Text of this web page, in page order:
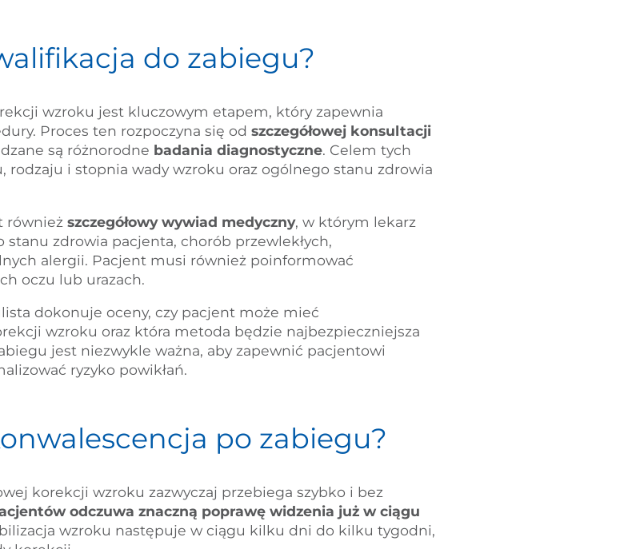
do zabiegu?
wzroku jest kluczowym etapem, który zapewnia
Proces ten rozpoczyna się od szczegółowej konsultacji
są różnorodne badania diagnostyczne. Celem tych
rodzaju i stopnia wady wzroku oraz ogólnego stanu zdrowia
równieższczegółowy wywiad medyczny, w którym lekarz
zdrowia pacjenta, chorób przewlekłych,
alergii. Pacjent musi również poinformować
oczu lub urazach.
dokonuje oceny, czy pacjent może mieć
wzroku oraz która metoda będzie najbezpieczniejsza
jest niezwykle ważna, aby zapewnić pacjentowi
ryzyko powikłań.
po zabiegu?
korekcji wzroku zazwyczaj przebiega szybko i bez
odczuwa znaczną poprawę widzenia już w ciągu
wzroku następuje w ciągu kilku dni do kilku tygodni,